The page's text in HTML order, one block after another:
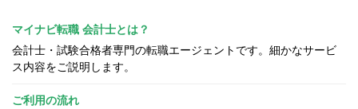
マイナビ転職 会計士とは？
会計士・試験合格者専門の転職エージェントです。細かなサービ
ス内容をご説明します。
ご利用の流れ